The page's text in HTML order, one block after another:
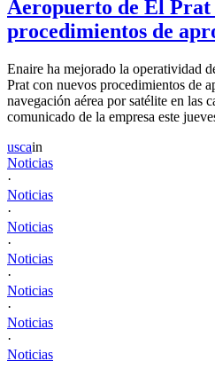
Aeropuerto de El Prat
procedimientos de
Enaire ha mejorado la operatividad
Prat con nuevos procedimientos de
navegación aérea por satélite en las
comunicado de la empresa este
uscain
Noticias
·
Noticias
·
Noticias
·
Noticias
·
Noticias
·
Noticias
·
Noticias